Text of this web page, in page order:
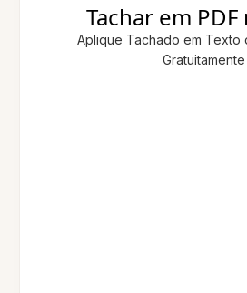
Tachar em PDF
Aplique Tachado em Texto
Gratuitamente